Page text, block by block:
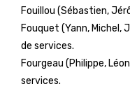
Fouillou (Sébastien,
Fouquet (Yann,
de services.
Fourgeau (Philippe,
services.